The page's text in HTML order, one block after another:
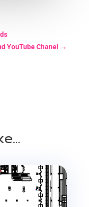
YouTube Chanel →